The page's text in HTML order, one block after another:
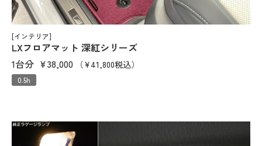
[インテリア]
LXフロアマット 深紅シリーズ
1台分 ¥38,000 （¥41,800税込）
0.5h